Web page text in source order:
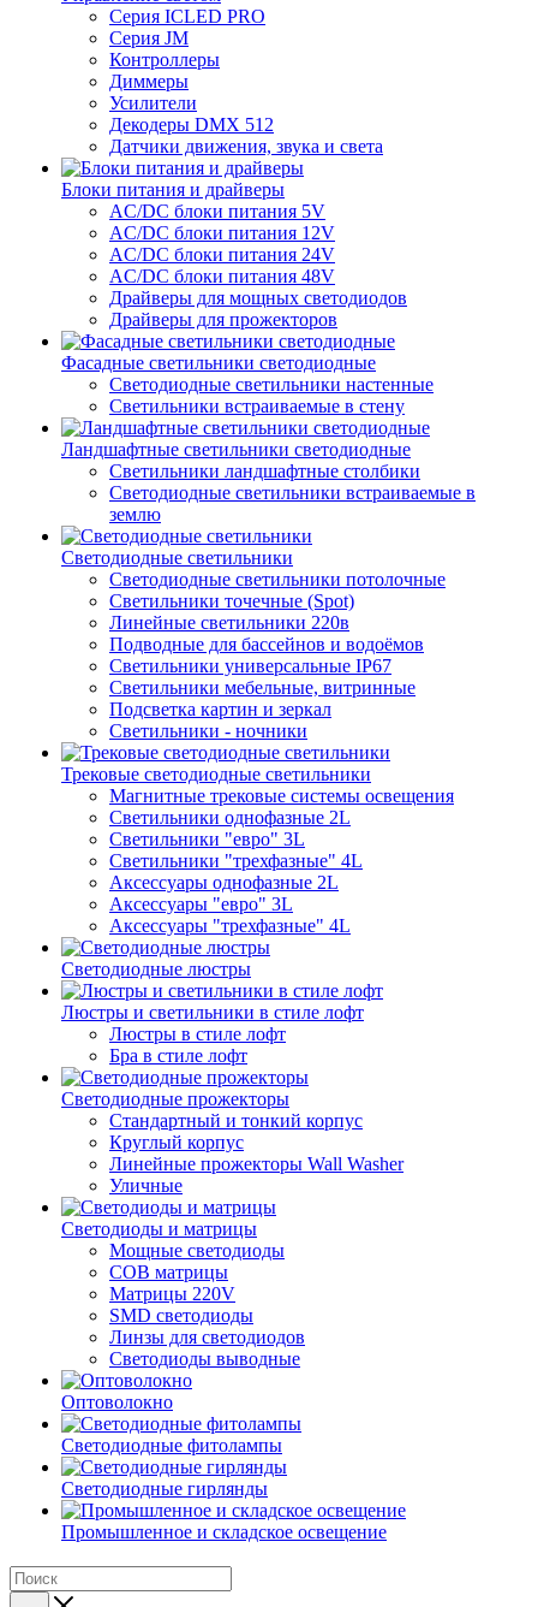
Серия ICLED PRO
Серия JM
Контроллеры
Диммеры
Усилители
Декодеры DMX 512
Датчики движения, звука и света
Блоки питания и драйверы
AC/DC блоки питания 5V
AC/DC блоки питания 12V
AC/DC блоки питания 24V
AC/DC блоки питания 48V
Драйверы для мощных светодиодов
Драйверы для прожекторов
Фасадные светильники светодиодные
Светодиодные светильники настенные
Светильники встраиваемые в стену
Ландшафтные светильники светодиодные
Светильники ландшафтные столбики
Светодиодные светильники встраиваемые в
землю
Светодиодные светильники
Светодиодные светильники потолочные
Светильники точечные (Spot)
Линейные светильники 220в
Подводные для бассейнов и водоёмов
Светильники универсальные IP67
Светильники мебельные, витринные
Подсветка картин и зеркал
Светильники - ночники
Трековые светодиодные светильники
Магнитные трековые системы освещения
Светильники однофазные 2L
Светильники "евро" 3L
Светильники "трехфазные" 4L
Аксессуары однофазные 2L
Аксессуары "евро" 3L
Аксессуары "трехфазные" 4L
Светодиодные люстры
Люстры и светильники в стиле лофт
Люстры в стиле лофт
Бра в стиле лофт
Светодиодные прожекторы
Стандартный и тонкий корпус
Круглый корпус
Линейные прожекторы Wall Washer
Уличные
Светодиоды и матрицы
Мощные светодиоды
COB матрицы
Матрицы 220V
SMD светодиоды
Линзы для светодиодов
Светодиоды выводные
Оптоволокно
Светодиодные фитолампы
Светодиодные гирлянды
Промышленное и складское освещение